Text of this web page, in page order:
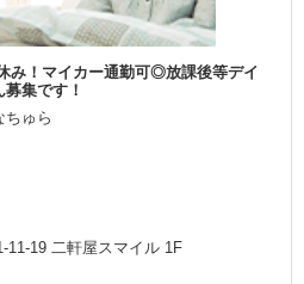
み！マイカー通勤可◎放課後等デイ
集です！
ちゅら
11-19 二軒屋スマイル 1F